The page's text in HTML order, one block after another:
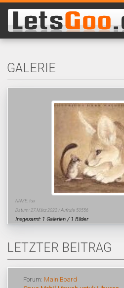
GALERIE
NAME: fux
Datum: 27.März 2022 / Aufrufe 50556
Insgesamt: 1 Galerien / 1 Bilder
LETZTER BEITRAG
Forum: Main Board